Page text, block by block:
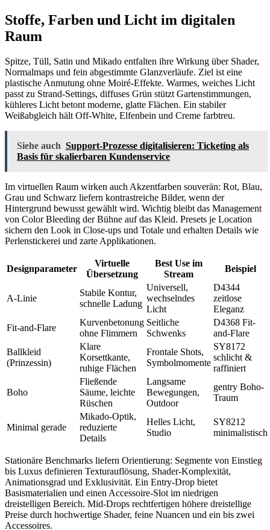
Stoffe, Farben und Licht im digitalen
Raum
Spitze, Tüll, Satin und Mikado entfalten ihre Wirkung über Shader,
Normalmaps und fein abgestimmte Glanzverläufe. Ziel ist eine
plastische Anmutung ohne Moiré-Effekte. Warmes, weiches Licht
passt zu Strand-Settings, diffuses Grün stützt Gartenstimmungen,
kühleres Licht betont moderne, glatte Flächen. Ein stabiler
Weißabgleich hält Off-White, Elfenbein und Creme farbtreu.
Siehe auch Support-Prozesse digitalisieren: Ticketing als
Basis für skalierbaren Kundenservice
Im virtuellen Raum wirken auch Akzentfarben souverän: Rot, Blau,
Grau und Schwarz liefern kontrastreiche Bilder, wenn der
Hintergrund bewusst gewählt wird. Wichtig bleibt das Management
von Color Bleeding der Bühne auf das Kleid. Presets je Location
sichern den Look in Close-ups und Totale und erhalten Details wie
Perlenstickerei und zarte Applikationen.
Designparameter
Virtuelle
Übersetzung
Best Use im
Stream
Beispiel
A-Linie
Stabile Kontur,
schnelle Ladung
Universell,
wechselndes
Licht
D4344
zeitlose
Eleganz
Fit-and-Flare
Kurvenbetonung
ohne Flimmern
Seitliche
Schwenks
D4368 Fit-
and-Flare
Ballkleid
(Prinzessin)
Klare
Korsettkante,
ruhige Flächen
Frontale Shots,
Symbolmomente
SY8172
schlicht &
raffiniert
Boho
Fließende
Säume, leichte
Rüschen
Langsame
Bewegungen,
Outdoor
gentry Boho-
Traum
Minimal gerade
Mikado-Optik,
reduzierte
Details
Helles Licht,
Studio
SY8212
minimalistisch
Stationäre Benchmarks liefern Orientierung: Segmente von Einstieg
bis Luxus definieren Texturauflösung, Shader-Komplexität,
Animationsgrad und Exklusivität. Ein Entry-Drop bietet
Basismaterialien und einen Accessoire-Slot im niedrigen
dreistelligen Bereich. Mid-Drops rechtfertigen höhere dreistellige
Preise durch hochwertige Shader, feine Nuancen und ein bis zwei
Accessoires.